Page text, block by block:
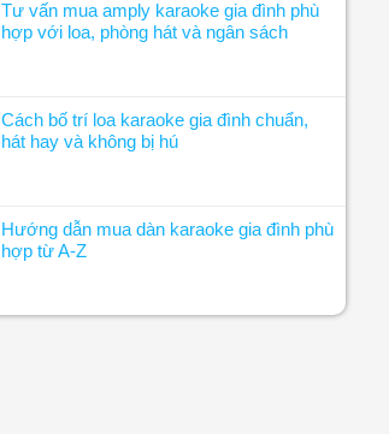
Tư vấn mua amply karaoke gia đình phù
hợp với loa, phòng hát và ngân sách
Cách bố trí loa karaoke gia đình chuẩn,
hát hay và không bị hú
Hướng dẫn mua dàn karaoke gia đình phù
hợp từ A-Z